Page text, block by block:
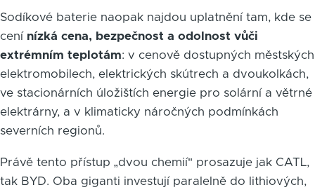
Sodíkové baterie naopak najdou uplatnění tam, kde se
cení nízká cena, bezpečnost a odolnost vůči
extrémním teplotám: v cenově dostupných městských
elektromobilech, elektrických skútrech a dvoukolkách,
ve stacionárních úložištích energie pro solární a větrné
elektrárny, a v klimaticky náročných podmínkách
severních regionů.
Právě tento přístup „dvou chemií" prosazuje jak CATL,
tak BYD. Oba giganti investují paralelně do lithiových,